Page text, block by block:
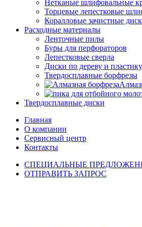
Нетканые шлифовальные
Торцевые лепестковые
Коралловые зачистные
Расходные материалы
Ленточные пилы
Буры для перфораторов
Лепестковые сверла
Диски по дереву и
Твердосплавные борфрезы
Твердосплавные диски
Главная
О компании
Сервисный центр
Контакты
СПЕЦИАЛЬНЫЕ
ОТПРАВИТЬ ЗАПРОС